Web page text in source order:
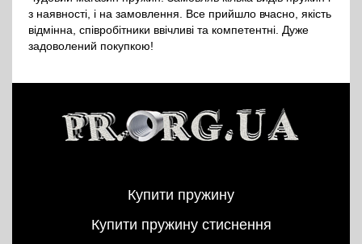
з наявності, і на замовлення. Все прийшло вчасно, якість
відмінна, співробітники ввічливі та компетентні. Дуже
задоволений покупкою!
Купити пружину
Купити пружину стиснення